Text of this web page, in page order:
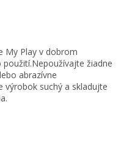
My Play v dobrom
použití.Nepoužívajte žiadne
abrazívne
výrobok suchý a skladujte